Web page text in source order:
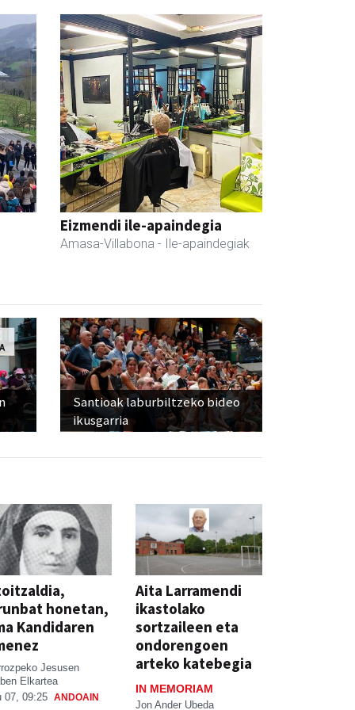
Eizmendi ile-apaindegia
Amasa-Villabona - Ile-apaindegiak
Santioak laburbiltzeko bideo
ikusgarria
honetan,
Kandidaren
Jesusen
Elkartea
07, 09:25 ANDOAIN
Aita Larramendi
ikastolako
sortzaileen eta
ondorengoen
arteko katebegia
IN MEMORIAM
Jon Ander Ubeda